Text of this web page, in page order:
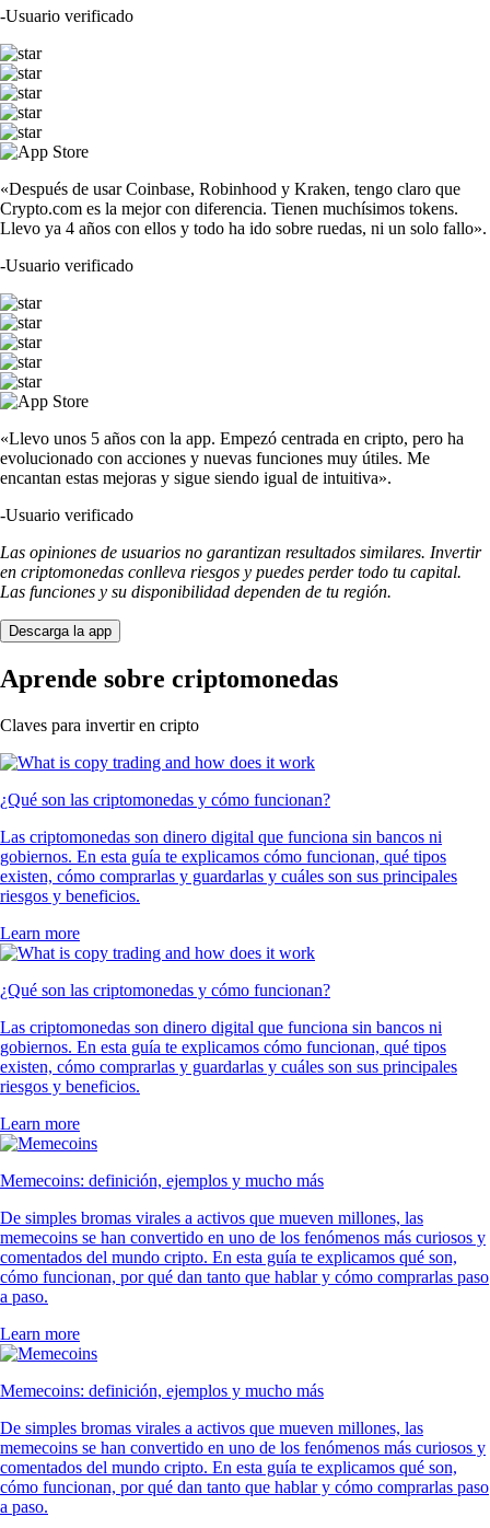
-Usuario verificado
«Después de usar Coinbase, Robinhood y Kraken, tengo claro que
Crypto.com es la mejor con diferencia. Tienen muchísimos tokens.
Llevo ya 4 años con ellos y todo ha ido sobre ruedas, ni un solo fallo».
-Usuario verificado
«Llevo unos 5 años con la app. Empezó centrada en cripto, pero ha
evolucionado con acciones y nuevas funciones muy útiles. Me
encantan estas mejoras y sigue siendo igual de intuitiva».
-Usuario verificado
Las opiniones de usuarios no garantizan resultados similares. Invertir
en criptomonedas conlleva riesgos y puedes perder todo tu capital.
Las funciones y su disponibilidad dependen de tu región.
Descarga la app
Aprende sobre criptomonedas
Claves para invertir en cripto
¿Qué son las criptomonedas y cómo funcionan?
Las criptomonedas son dinero digital que funciona sin bancos ni
gobiernos. En esta guía te explicamos cómo funcionan, qué tipos
existen, cómo comprarlas y guardarlas y cuáles son sus principales
riesgos y beneficios.
Learn more
¿Qué son las criptomonedas y cómo funcionan?
Las criptomonedas son dinero digital que funciona sin bancos ni
gobiernos. En esta guía te explicamos cómo funcionan, qué tipos
existen, cómo comprarlas y guardarlas y cuáles son sus principales
riesgos y beneficios.
Learn more
Memecoins: definición, ejemplos y mucho más
De simples bromas virales a activos que mueven millones, las
memecoins se han convertido en uno de los fenómenos más curiosos y
comentados del mundo cripto. En esta guía te explicamos qué son,
cómo funcionan, por qué dan tanto que hablar y cómo comprarlas paso
a paso.
Learn more
Memecoins: definición, ejemplos y mucho más
De simples bromas virales a activos que mueven millones, las
memecoins se han convertido en uno de los fenómenos más curiosos y
comentados del mundo cripto. En esta guía te explicamos qué son,
cómo funcionan, por qué dan tanto que hablar y cómo comprarlas paso
a paso.